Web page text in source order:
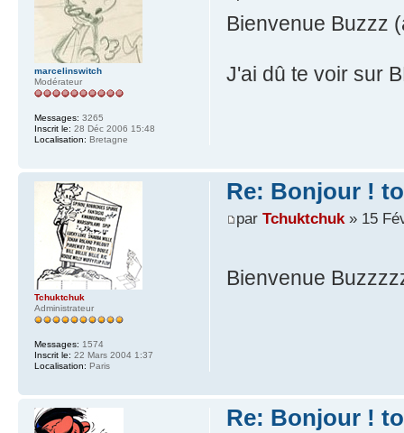
Bienvenue Buzzz
J'ai dû te voir sur
marcelinswitch
Modérateur
Messages: 3265
Inscrit le: 28 Déc 2006 15:48
Localisation: Bretagne
Re: Bonjour !
par Tchuktchuk» 15
Bienvenue
Tchuktchuk
Administrateur
Messages: 1574
Inscrit le: 22 Mars 2004 1:37
Localisation: Paris
Re: Bonjour !